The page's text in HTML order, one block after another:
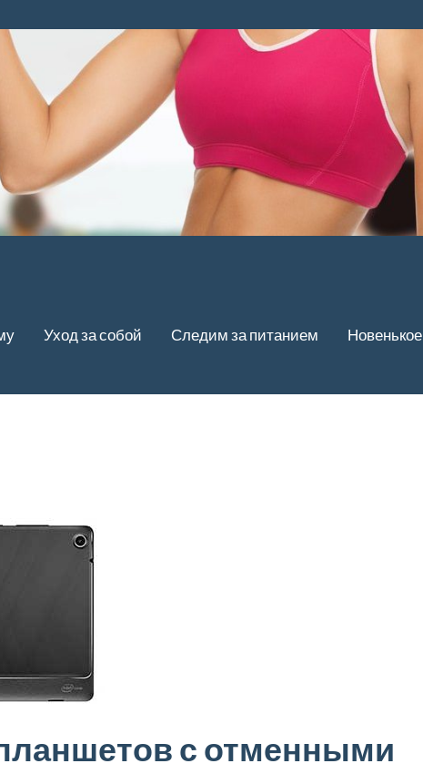
Уход за собой Следим за питанием Новенькое
с отменными